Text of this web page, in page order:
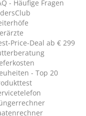
- Häufige Fragen
Price-Deal ab € 299
- Top 20